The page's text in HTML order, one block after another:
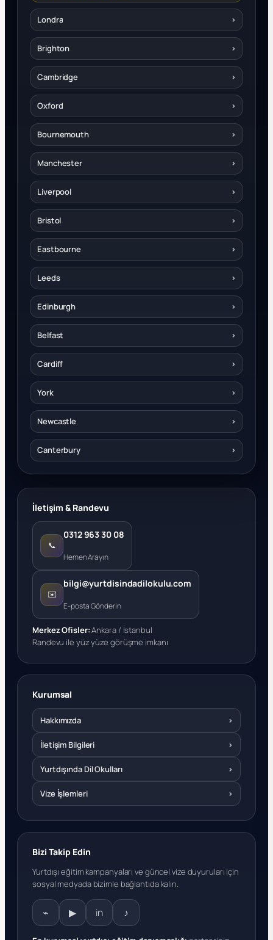
Londra ›
Brighton ›
Cambridge ›
Oxford ›
Bournemouth ›
Manchester ›
Liverpool ›
Bristol ›
Eastbourne ›
Leeds ›
Edinburgh ›
Belfast ›
Cardiff ›
York ›
Newcastle ›
Canterbury ›
İletişim & Randevu
📞
0312 963 30 08
Hemen Arayın
✉️
bilgi@yurtdisindadilokulu.com
E-posta Gönderin
Merkez Ofisler:Ankara / İstanbul
Randevu ile yüz yüze görüşme imkanı
Kurumsal
Hakkımızda ›
İletişim Bilgileri ›
Yurtdışında Dil Okulları ›
Vize İşlemleri ›
Bizi Takip Edin
Yurtdışı eğitim kampanyaları ve güncel vize duyuruları için
sosyal medyada bizimle bağlantıda kalın.
⌁ ▶ in ♪